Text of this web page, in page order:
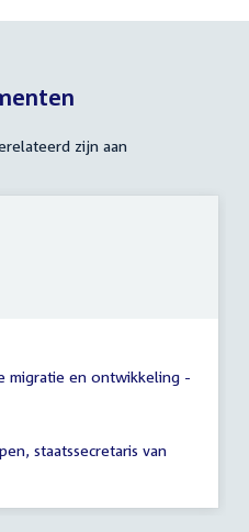
zijn aan
migratie en ontwikkeling -
staatssecretaris van